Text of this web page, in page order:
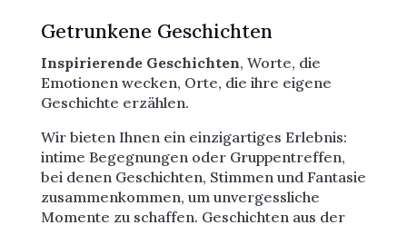
Getrunkene Geschichten
Inspirierende Geschichten, Worte, die
Emotionen wecken, Orte, die ihre eigene
Geschichte erzählen.
Wir bieten Ihnen ein einzigartiges Erlebnis:
intime Begegnungen oder Gruppentreffen,
bei denen Geschichten, Stimmen und Fantasie
zusammenkommen, um unvergessliche
Momente zu schaffen. Geschichten aus der